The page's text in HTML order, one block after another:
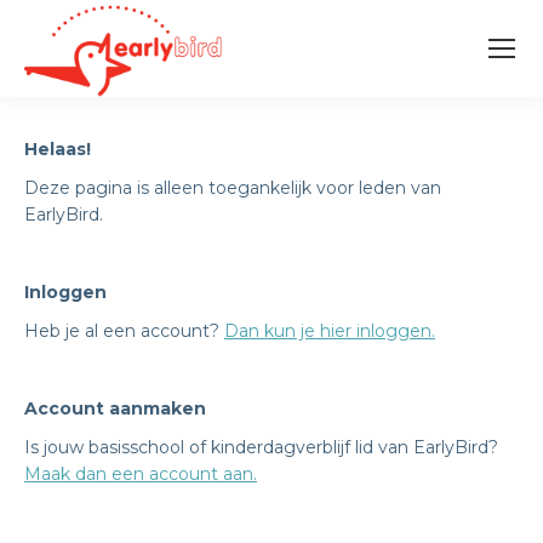
Helaas!
Deze pagina is alleen toegankelijk voor leden van
EarlyBird.
Inloggen
Heb je al een account? Dan kun je hier inloggen.
Account aanmaken
Is jouw basisschool of kinderdagverblijf lid van EarlyBird?
Maak dan een account aan.